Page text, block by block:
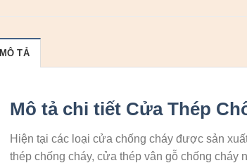
MÔ TẢ
Mô tả chi tiết Cửa Thép
Hiện tại các loại cửa chống cháy được sản
thép chống cháy, cửa thép vân gỗ chống